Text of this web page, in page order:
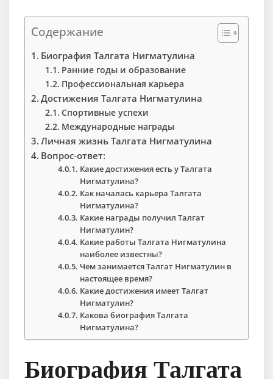
Содержание
Биография Талгата Нигматулина
Ранние годы и образование
Профессиональная карьера
Достижения Талгата Нигматулина
Спортивные успехи
Международные награды
Личная жизнь Талгата Нигматулина
Вопрос-ответ:
Какие достижения есть у Талгата
Нигматулина?
Как началась карьера Талгата
Нигматулина?
Какие награды получил Талгат
Нигматулин?
Какие работы Талгата Нигматулина
наиболее известны?
Чем занимается Талгат Нигматулин в
настоящее время?
Какие достижения имеет Талгат
Нигматулин?
Какова биография Талгата
Нигматулина?
Биография Талгата